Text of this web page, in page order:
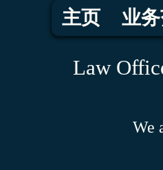
主页 业
Law
We